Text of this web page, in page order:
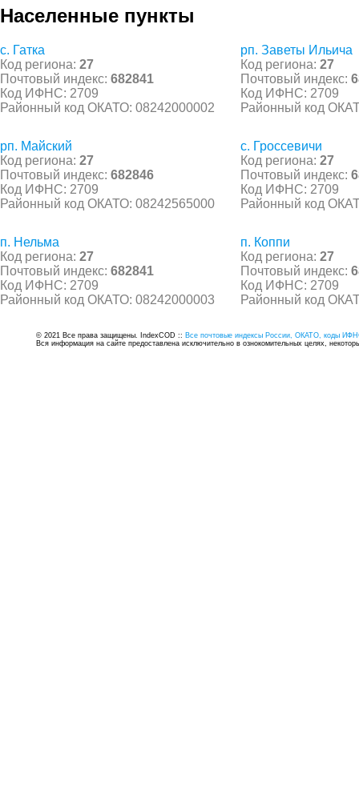
Населенные пункты
с. Гатка
Код региона: 27
Почтовый индекс: 682841
Код ИФНС: 2709
Районный код ОКАТО: 08242000002
рп. Заветы Ильича
Код региона: 27
Почтовый индекс:
Код ИФНС: 2709
Районный код
рп. Майский
Код региона: 27
Почтовый индекс: 682846
Код ИФНС: 2709
Районный код ОКАТО: 08242565000
с. Гроссевичи
Код региона: 27
Почтовый индекс:
Код ИФНС: 2709
Районный код
п. Нельма
Код региона: 27
Почтовый индекс: 682841
Код ИФНС: 2709
Районный код ОКАТО: 08242000003
п. Коппи
Код региона: 27
Почтовый индекс:
Код ИФНС: 2709
Районный код
© 2021 Все права защищены. IndexCOD :: Все почтовые индексы России, ОКАТО, коды
Вся информация на сайте предоставлена исключительно в ознокомительных целях,